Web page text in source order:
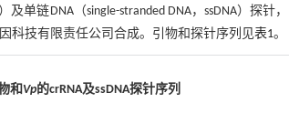
及单链DNA（single-stranded DNA，ssDNA）探
科技有限责任公司合成。引物和探针序列见表1。
和Vp的crRNA及ssDNA探针序列